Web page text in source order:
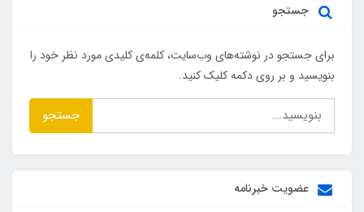
جستجو
برای جستجو در نوشته‌های وب‌سایت، کلمه‌ی کلیدی مورد نظر خود را
بنویسید و بر روی دکمه کلیک کنید.
جستجو
عضویت خبرنامه